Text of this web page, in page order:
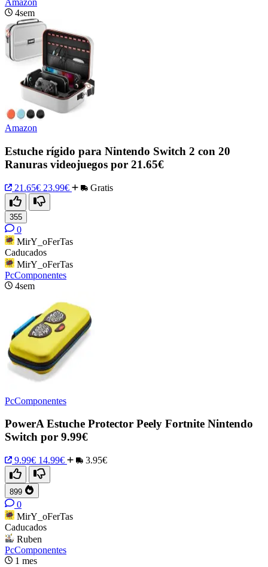
Amazon
4sem
Amazon
Estuche rígido para Nintendo Switch 2 con 20
Ranuras videojuegos por 21.65€
21.65€ 23.99€ Gratis
355
0
MirY_oFerTas
Caducados
MirY_oFerTas
PcComponentes
4sem
PcComponentes
PowerA Estuche Protector Peely Fortnite Nintendo
Switch por 9.99€
9.99€ 14.99€ 3.95€
899
0
MirY_oFerTas
Caducados
Ruben
PcComponentes
1 mes